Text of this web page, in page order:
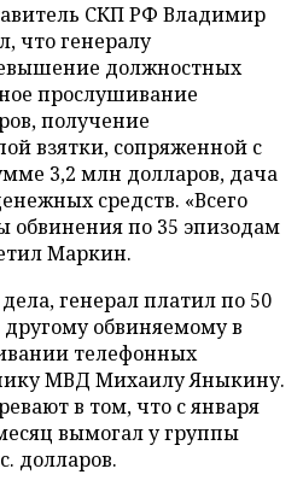
СКП РФ Владимир
что генералу
должностных
прослушивание
получение
взятки, сопряженной с
3,2 млн долларов, дача
средств. «Всего
обвинения по 35 эпизодам
Маркин.
генерал платил по 50
обвиняемому в
телефонных
МВД Михаилу Яныкину.
в том, что с января
вымогал у группы
долларов.